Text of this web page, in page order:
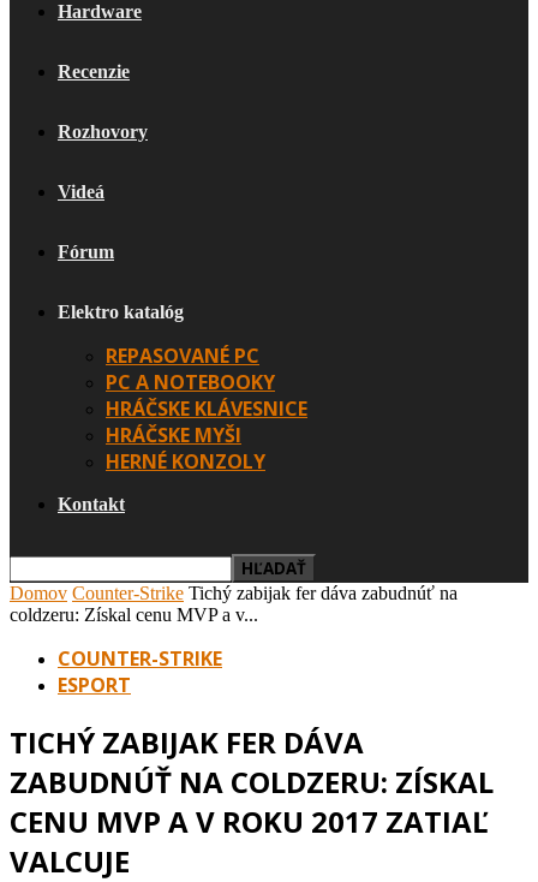
Hardware
Recenzie
Rozhovory
Videá
Fórum
Elektro katalóg
REPASOVANÉ PC
PC A NOTEBOOKY
HRÁČSKE KLÁVESNICE
HRÁČSKE MYŠI
HERNÉ KONZOLY
Kontakt
Domov Counter-Strike Tichý zabijak fer dáva zabudnúť na
coldzeru: Získal cenu MVP a v...
COUNTER-STRIKE
ESPORT
TICHÝ ZABIJAK FER DÁVA
ZABUDNÚŤ NA COLDZERU: ZÍSKAL
CENU MVP A V ROKU 2017 ZATIAĽ
VALCUJE